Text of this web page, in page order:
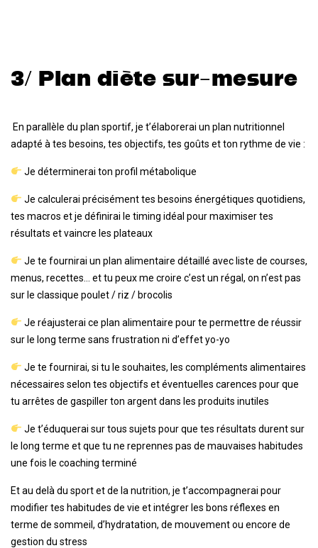
3/ Plan diète sur-mesure
En parallèle du plan sportif, je t’élaborerai un plan nutritionnel
adapté à tes besoins, tes objectifs, tes goûts et ton rythme de vie :
Je déterminerai ton profil métabolique
Je calculerai précisément tes besoins énergétiques quotidiens,
tes macros et je définirai le timing idéal pour maximiser tes
résultats et vaincre les plateaux
Je te fournirai un plan alimentaire détaillé avec liste de courses,
menus, recettes… et tu peux me croire c’est un régal, on n’est pas
sur le classique poulet / riz / brocolis
Je réajusterai ce plan alimentaire pour te permettre de réussir
sur le long terme sans frustration ni d’effet yo-yo
Je te fournirai, si tu le souhaites, les compléments alimentaires
nécessaires selon tes objectifs et éventuelles carences pour que
tu arrêtes de gaspiller ton argent dans les produits inutiles
Je t’éduquerai sur tous sujets pour que tes résultats durent sur
le long terme et que tu ne reprennes pas de mauvaises habitudes
une fois le coaching terminé
Et au delà du sport et de la nutrition, je t’accompagnerai pour
modifier tes habitudes de vie et intégrer les bons réflexes en
terme de sommeil, d’hydratation, de mouvement ou encore de
gestion du stress